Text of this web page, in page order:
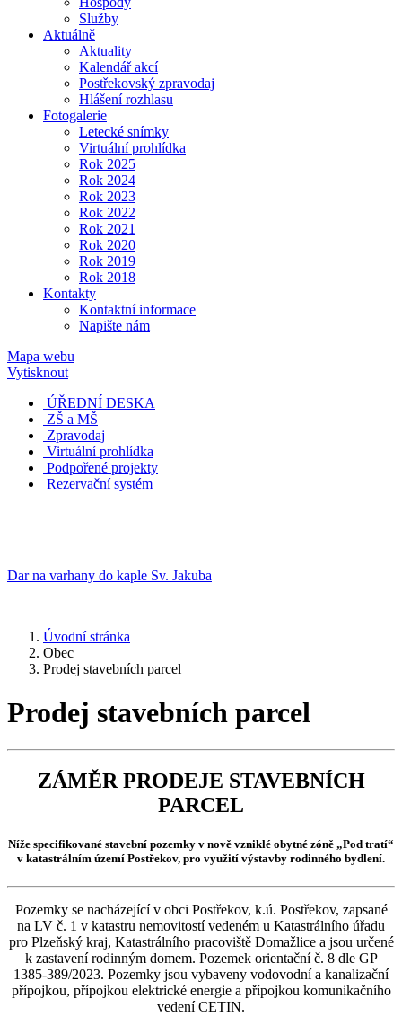
Služby
Aktuálně
Aktuality
Kalendář akcí
Postřekovský zpravodaj
Hlášení rozhlasu
Fotogalerie
Letecké snímky
Virtuální prohlídka
Rok 2025
Rok 2024
Rok 2023
Rok 2022
Rok 2021
Rok 2020
Rok 2019
Rok 2018
Kontakty
Kontaktní informace
Napište nám
Mapa webu
Vytisknout
ÚŘEDNÍ DESKA
ZŠ a MŠ
Zpravodaj
Virtuální prohlídka
Podpořené projekty
Rezervační systém
Dar na varhany do kaple Sv. Jakuba
Úvodní stránka
Obec
Prodej stavebních parcel
Prodej stavebních parcel
ZÁMĚR PRODEJE STAVEBNÍCH
PARCEL
Níže specifikované stavební pozemky v nově vzniklé obytné zóně „Pod tratí“
v katastrálním území Postřekov, pro využití výstavby rodinného bydlení.
Pozemky se nacházející v obci Postřekov, k.ú. Postřekov, zapsané
na LV č. 1 v katastru nemovitostí vedeném u Katastrálního úřadu
pro Plzeňský kraj, Katastrálního pracoviště Domažlice a jsou určené
k zastavení rodinným domem. Pozemek orientační č. 8 dle GP
1385-389/2023. Pozemky jsou vybaveny vodovodní a kanalizační
přípojkou, přípojkou elektrické energie a přípojkou komunikačního
vedení CETIN.